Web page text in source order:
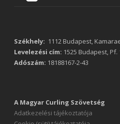
Székhely: 1112 Budapest,
Levelezési cím: 1525 Budapest, Pf.
Adószám: 18188167-2-43
A Magyar Curling Szövetség
Adatkezelési tájékoztatója